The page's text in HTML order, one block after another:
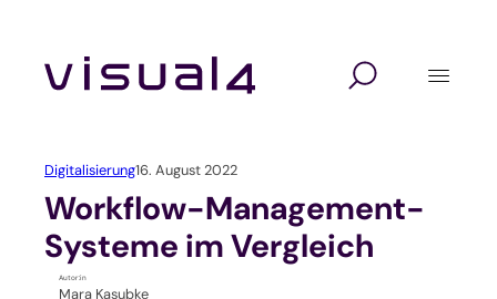
springen
Digitalisierung16. August 2022
Workflow-Management-
Systeme im Vergleich
Autor:in
Mara Kasubke
Lösungen
Webshop
Marketing Automation
Digitalagentur
Marketing
Technologie
Branchen
Seminaranbieter / Akademien
Verbände und Vereine